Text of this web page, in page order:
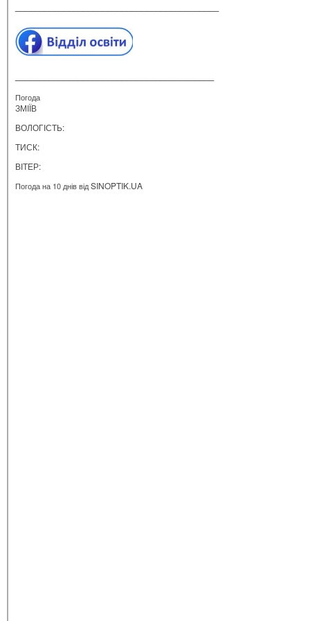
Погода
ЗМІЇВ
ВОЛОГІСТЬ:
ТИСК:
ВІТЕР:
Погода на 10 днів відSINOPTIK.UA